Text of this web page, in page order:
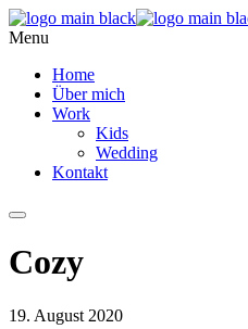
Menu
Home
Über mich
Work
Kids
Wedding
Kontakt
Cozy
19. August 2020